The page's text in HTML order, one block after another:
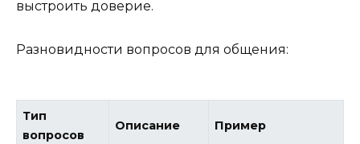
выстроить доверие.
Разновидности вопросов для общения:
Тип
вопросов
Описание Пример